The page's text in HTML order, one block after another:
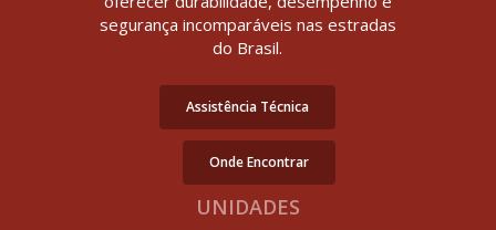
segurança incomparáveis nas estradas
do Brasil.
Assistência Técnica
Onde Encontrar
UNIDADES